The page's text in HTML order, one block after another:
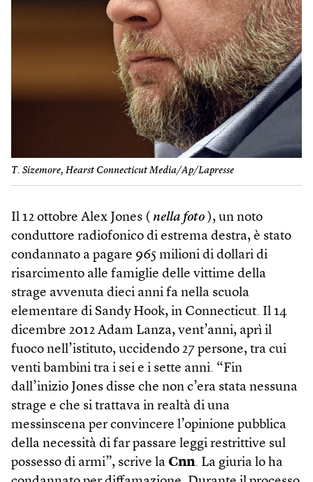
T. Sizemore, Hearst Connecticut Media/Ap/Lapresse
Il 12 ottobre Alex Jones ( nella foto ), un noto
conduttore radiofonico di estrema destra, è stato
condannato a pagare 965 milioni di dollari di
risarcimento alle famiglie delle vittime della
strage avvenuta dieci anni fa nella scuola
elementare di Sandy Hook, in Connecticut. Il 14
dicembre 2012 Adam Lanza, vent’anni, aprì il
fuoco nell’istituto, uccidendo 27 persone, tra cui
venti bambini tra i sei e i sette anni. “Fin
dall’inizio Jones disse che non c’era stata nessuna
strage e che si trattava in realtà di una
messinscena per convincere l’opinione pubblica
della necessità di far passare leggi restrittive sul
possesso di armi”, scrive la Cnn. La giuria lo ha